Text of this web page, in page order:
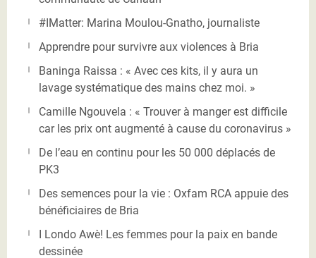
#IMatter: Marina Moulou-Gnatho, journaliste
Apprendre pour survivre aux violences à Bria
Baninga Raissa : « Avec ces kits, il y aura un
lavage systématique des mains chez moi. »
Camille Ngouvela : « Trouver à manger est difficile
car les prix ont augmenté à cause du coronavirus »
De l’eau en continu pour les 50 000 déplacés de
PK3
Des semences pour la vie : Oxfam RCA appuie des
bénéficiaires de Bria
I Londo Awè! Les femmes pour la paix en bande
dessinée